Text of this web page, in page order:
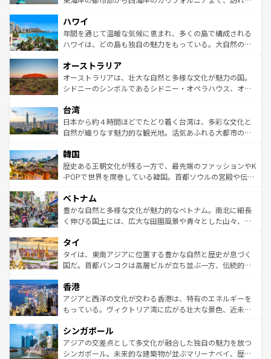
ば市内交通費無料で観光を楽しむこともできる。 なお、新
着のスイス情報はコンテンツ一覧 を参照してほしい。
のような巨大都市は、観光、ショッピング、エンターテイ
ンメントが詰まった刺激的なスポットだ。一方、アメリカ
西部には大自然が広がり、グランドキャニオンやイエロー
部のニューオーリンズでは、音楽と美食が融合した独特の
文化が魅力。旅行者はアメリカの各地域で異なる魅力を楽
しみながら、その多様性と豊かな歴史を感じることができ
ならではの贅沢な旅のスタイルだ。 なお、新着のアメリカ
情報はコンテンツ一覧を参照してほしい。
ハワイ
年間を通じて温暖な気候に恵まれ、多くの島で構成される
ハワイは、どの島も独自の魅力をもっている。大自然の神
ワイ島は見逃せない。また、定番の観光地といえばオアフ
島だが、静かな自然を求めるならマウイ島やカウアイ島が
おすすめ。エメラルドグリーンに輝く海をはじめ、豊かな
れるおもてなしの心で訪れる人々を迎えてくれるハワイの
人々、おいしいローカルフードやハワイアンミュージッ
ク、伝統的なフラダンスなど、すべてがハワイの魅力を彩
ワイを、存分に味わってほしい。 なお、新着のハワイ情報
はコンテンツ一覧を参照してほしい。
オーストラリア
オーストラリアは、壮大な自然と多様な文化が魅力の国。
シドニーのシンボルであるシドニー・オペラハウス、オー
リアリーフや大陸中央部にそびえるウルル（エアーズロッ
ク）、タスマニアの美しい原生林やケアンズの熱帯雨林な
ど、見どころがたくさん。また、カフェやワイン、オージ
いる。アクティビティも充実しており、サーフィンやダイ
ビング、ハイキングなど、アウトドア好きにはたまらな
い。オーストラリアの多彩な魅力を存分に味わいつくそ
参照してほしい。
台湾
日本から約４時間ほどでたどり着く台湾は、多彩な文化と
自然が織りなす魅力的な観光地。活気あふれる大都市の台
ン）、静ひつな山岳地帯である台湾東部など、都市の喧騒
と山間の静けさが共存しており、訪れる人に新しい発見と
驚きをもたらしてくれる。また、奥深い台湾の食文化も魅
容にもいいと評判のスイーツなど、バラエティ豊かな料理
が味わえる。 なお、新着の台湾情報は コンテンツ一覧を参
照してほしい。
韓国
歴史ある王朝文化が残る一方で、最先端のファッションやK
-POPで世界を席巻している韓国。首都ソウルの宮殿や伝統
き、地方に足を延ばせば四季折々の自然美を楽しむことが
できる。そして、キムチや焼肉、絶品のストリートフード
まで、さまざまな韓国料理が待っている。夜には、韓国な
リティに包まれながら、韓国の多彩な魅力を心ゆくまで味
わってみてほしい。 なお、新着の韓国情報はコンテンツ一
覧を参照してほしい。
ベトナム
豊かな自然と多様な文化が魅力的なベトナム。南北に細長
く伸びる国土には、広大な田園風景や青々とした山々、世
急速な発展と共に伝統が息づく。ハノイの古い町並みやホ
ーチミン市のフランス統治時代の建物も、独特の雰囲気を
醸し出している。また、バラエティの豊かさとおいしさで
とつ。フォーやバインミー、ベトナムコーヒーなどは、ぜ
ひ現地で味わいたい。どの地域を訪れてもあたたかい人々
が旅行者を迎えてくれるので、きっと忘れられない旅にな
参照してほしい。
タイ
タイは、東南アジアに位置する豊かな自然と歴史が息づく
国だ。首都バンコクは高層ビルが立ち並ぶ一方、伝統的な
の活気が交差している。北部ではチェンマイなどの山岳地
帯で自然と触れ合い、南部ではプーケットやクラビの美し
いビーチでリゾート気分を楽しむことができる。タイ料理
激する。気候は一年中温暖で、どの季節にも異なる楽しみ
が待っている。親しみやすいタイの人々、仏教を中心とし
た文化、そして多様な観光資源が、訪れる旅人を魅了し続
香港
アジアと西洋の文化が交わる香港は、特有のエネルギーを
もっている。ヴィクトリア湾に広がる壮大な景色、近未来
み、どこを訪れても感動するはず。観光スポットが密集し
ており、効率よく見どころを回れるのも魅力。息をのむよ
うな絶景から文化的な体験まで、香港を存分に楽しみ尽く
シンガポール
アジアの交差点として多文化が融合した独自の魅力を放つ
シンガポール。未来的な建築物が並ぶマリーナベイ、歴史